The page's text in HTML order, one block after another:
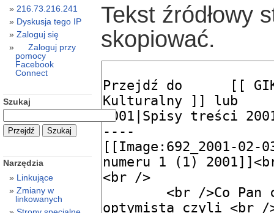
Tekst źródłowy
skopiować.
216.73.216.241
Dyskusja tego IP
Zaloguj się
Zaloguj przy
pomocy
Facebook
Connect
Szukaj
Narzędzia
Linkujące
Zmiany w
linkowanych